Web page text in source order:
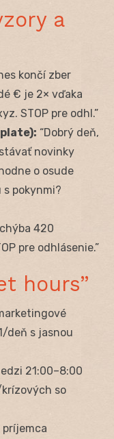
a
končí zber
€ je 2× vďaka
STOP pre odhl.”
“Dobrý deň,
novinky
o osude
s pokynmi?
420
pre odhlásenie.”
hours”
deň s jasnou
21:00–8:00
so
príjemca